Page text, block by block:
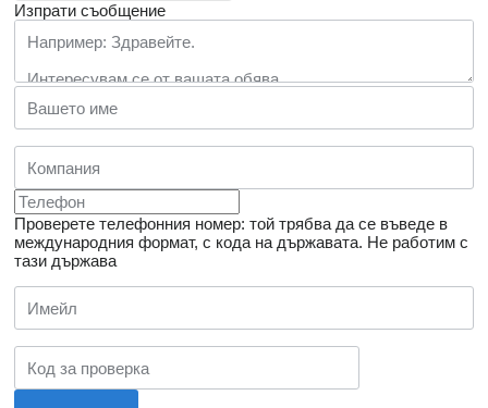
Изпрати съобщение
Проверете телефонния номер: той трябва да се въведе в
международния формат, с кода на държавата. Не работим с
тази държава